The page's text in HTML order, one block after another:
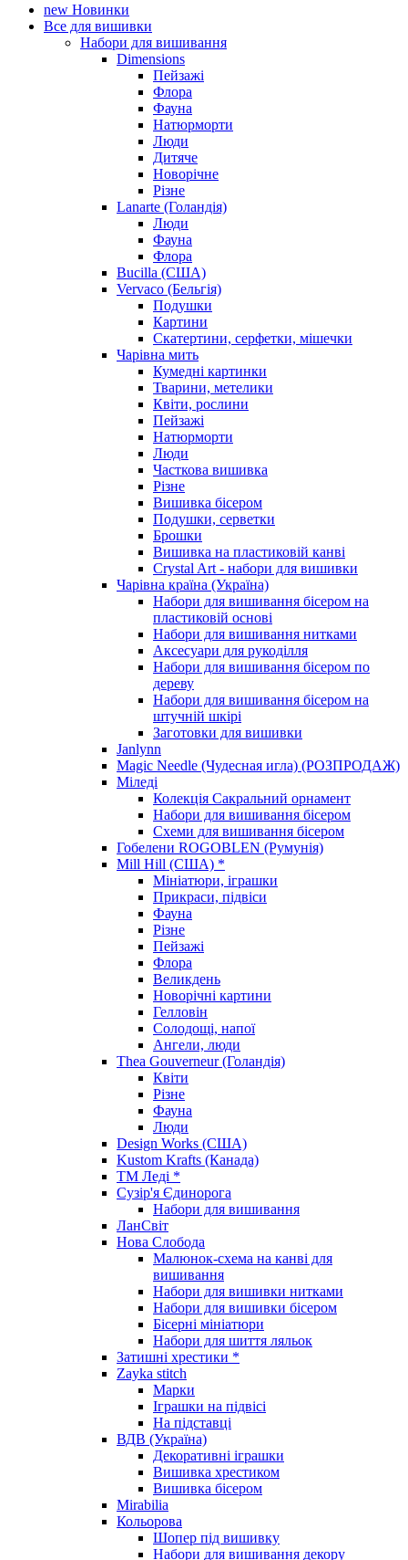
new Новинки
Все для вишивки
Набори для вишивання
Dimensions
Пейзажі
Флора
Фауна
Натюрморти
Люди
Дитяче
Новорічне
Різне
Lanarte (Голандія)
Люди
Фауна
Флора
Bucilla (США)
Vervaco (Бельгія)
Подушки
Картини
Скатертини, серфетки, мішечки
Чарiвна мить
Кумедні картинки
Тварини, метелики
Квіти, рослини
Пейзажі
Натюрморти
Люди
Часткова вишивка
Різне
Вишивка бісером
Подушки, серветки
Брошки
Вишивка на пластиковій канві
Crystal Art - набори для вишивки
Чарівна країна (Україна)
Набори для вишивання бісером на
пластиковій основі
Набори для вишивання нитками
Аксесуари для рукоділля
Набори для вишивання бісером по
дереву
Набори для вишивання бісером на
штучній шкірі
Заготовки для вишивки
Janlynn
Magic Needle (Чудесная игла) (РОЗПРОДАЖ)
Міледі
Колекція Сакральний орнамент
Набори для вишивання бісером
Схеми для вишивання бісером
Гобелени ROGOBLEN (Румунія)
Mill Hill (США) *
Мініатюри, іграшки
Прикраси, підвіси
Фауна
Різне
Пейзажі
Флора
Великдень
Новорічні картини
Гелловін
Солодощі, напої
Ангели, люди
Thea Gouverneur (Голандія)
Квіти
Різне
Фауна
Люди
Design Works (США)
Kustom Krafts (Канада)
ТМ Леді *
Сузір'я Єдинорога
Набори для вишивання
ЛанСвіт
Нова Слобода
Малюнок-схема на канві для
вишивання
Набори для вишивки нитками
Набори для вишивки бісером
Бісерні мініатюри
Набори для шиття ляльок
Затишні хрестики *
Zayka stitch
Марки
Іграшки на підвісі
На підставці
ВДВ (Україна)
Декоративні іграшки
Вишивка хрестиком
Вишивка бісером
Mirabilia
Кольорова
Шопер під вишивку
Набори для вишивання декору